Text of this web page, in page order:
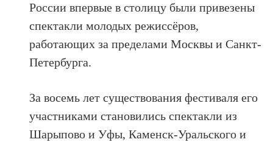
России впервые в столицу были привезены
спектакли молодых режиссёров,
работающих за пределами Москвы и Санкт-
Петербурга.
За восемь лет существования фестиваля его
участниками становились спектакли из
Шарыпово и Уфы, Каменск-Уральского и